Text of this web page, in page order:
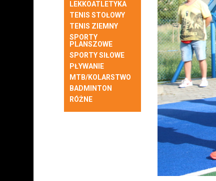
LEKKOATLETYKA
TENIS STOŁOWY
TENIS ZIEMNY
SPORTY
PLANSZOWE
SPORTY SIŁOWE
PŁYWANIE
MTB/KOLARSTWO
BADMINTON
RÓŻNE